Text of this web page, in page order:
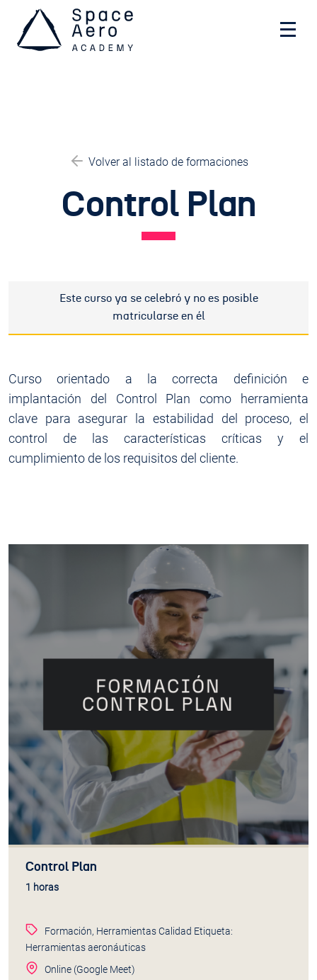
Space Aero Academy
Volver al listado de formaciones
Control Plan
Este curso ya se celebró y no es posible
matricularse en él
Curso orientado a la correcta definición e
implantación del Control Plan como herramienta
clave para asegurar la estabilidad del proceso, el
control de las características críticas y el
cumplimiento de los requisitos del cliente.
Control Plan
1 horas
Formación, Herramientas Calidad Etiqueta:
Herramientas aeronáuticas
Online (Google Meet)
Usa este formulario para contactar con nosotros.
Te responderemos con la máxima brevedad
NOMBRE
EMAIL
ASUNTO
MENSAJE